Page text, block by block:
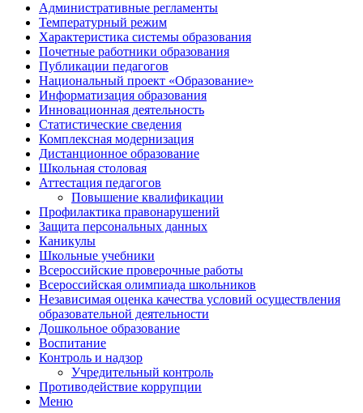
Административные регламенты
Температурный режим
Характеристика системы образования
Почетные работники образования
Публикации педагогов
Национальный проект «Образование»
Информатизация образования
Инновационная деятельность
Статистические сведения
Комплексная модернизация
Дистанционное образование
Школьная столовая
Аттестация педагогов
Повышение квалификации
Профилактика правонарушений
Защита персональных данных
Каникулы
Школьные учебники
Всероссийские проверочные работы
Всероссийская олимпиада школьников
Независимая оценка качества условий осуществления
образовательной деятельности
Дошкольное образование
Воспитание
Контроль и надзор
Учредительный контроль
Противодействие коррупции
Меню